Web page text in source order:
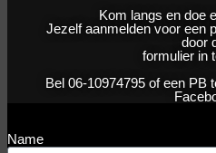
Kom langs en doe
Jezelf aanmelden voor een
door
formulier in
Bel 06-10974795 of een PB
Name